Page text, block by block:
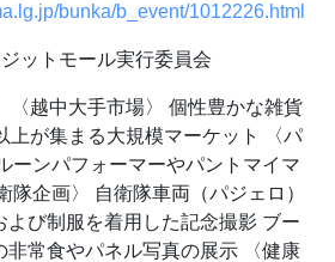
bunka/b_event/1012226.html
ットモール実行委員会
〈越中大手市場〉
個性豊かな雑貨
上が集まる大規模マーケット
〈パ
ーンパフォーマーやパントマイマ
隊企画〉
自衛隊車両（パジェロ）
よび制服を着用した記念撮影 ブー
非常食やパネル写真の展示 〈健康